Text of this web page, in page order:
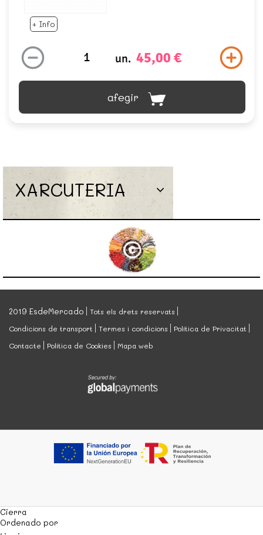
+ Info
un. 45,00 €
afegir
XARCUTERIA
2019 EsdeMercado
Tots els drets reservats
Condicions de transport
Termes i condicions
Política de Privacitat
Contacte
Política de Cookies Mapa web
Cierra
Ordenado por